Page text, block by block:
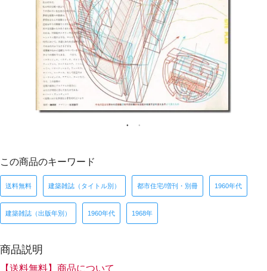
この商品のキーワード
送料無料 建築雑誌（タイトル別） 都市住宅/増刊・別冊 1960年代
建築雑誌（出版年別） 1960年代 1968年
商品説明
【送料無料】商品について